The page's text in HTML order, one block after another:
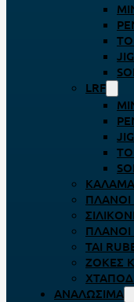
LRF
ΠΛΆΝΟΙ
ΠΛΆΝΟΙ
TAI
ΖΌΚΕΣ
ΑΝΑΛΏΣΙΜΑ